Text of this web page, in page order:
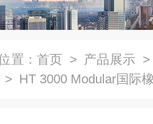
置： 首页 > 产品展示
> HT 3000 Modular国际